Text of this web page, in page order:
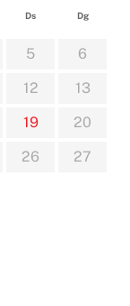
Ds Dg
5
6
12
13
19
20
26
27